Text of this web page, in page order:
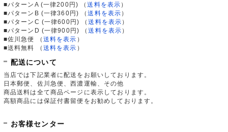
■パターンA (一律200円)
（送料を表示 ）
■パターンB (一律360円)
（送料を表示 ）
■パターンC (一律600円)
（送料を表示 ）
■パターンD (一律900円)
（送料を表示 ）
■佐川急便
（ 送料を表示 ）
■送料無料
（ 送料を表示 ）
配送について
当店では下記業者に配送をお願いしております。
日本郵便、佐川急便、西濃運輸、その他
商品送料は全て商品ページに表示しております。
高額商品には保証付書留便をお勧めしております。
お客様センター